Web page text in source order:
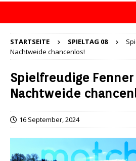
STARTSEITE SPIELTAG 08
Nachtweide chancenlos!
Spielfreudige
Nachtweide
16 September, 2024